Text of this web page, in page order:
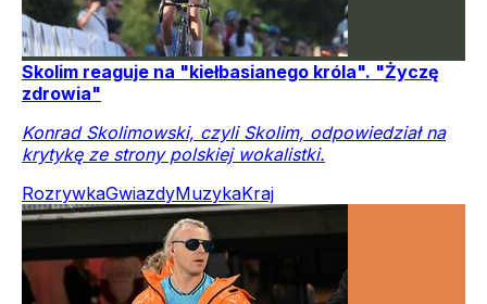
Skolim reaguje na "kiełbasianego króla". "Życzę
zdrowia"
Konrad Skolimowski, czyli Skolim, odpowiedział na
krytykę ze strony polskiej wokalistki.
RozrywkaGwiazdyMuzykaKraj